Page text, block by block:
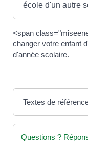
école d'un autre
<span
changer votre enfant
d'année scolaire.
Textes de
Questions ?